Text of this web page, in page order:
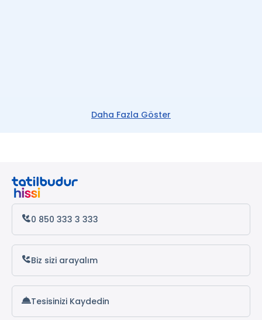
Daha Fazla Göster
0 850 333 3 333
Biz sizi arayalım
Tesisinizi Kaydedin